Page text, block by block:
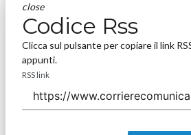
close
Codice Rss
Clicca sul pulsante per copiare il link
appunti.
RSS link